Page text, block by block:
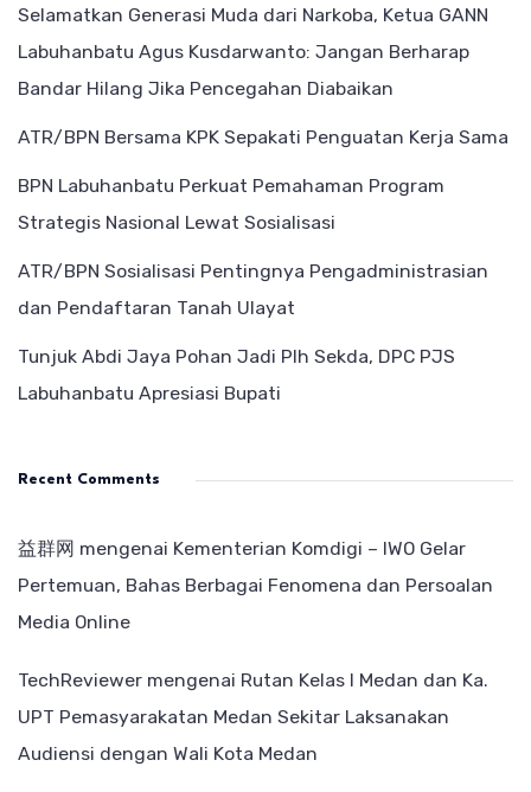
Selamatkan Generasi Muda dari Narkoba, Ketua GANN
Labuhanbatu Agus Kusdarwanto: Jangan Berharap
Bandar Hilang Jika Pencegahan Diabaikan
ATR/BPN Bersama KPK Sepakati Penguatan Kerja Sama
BPN Labuhanbatu Perkuat Pemahaman Program
Strategis Nasional Lewat Sosialisasi
ATR/BPN Sosialisasi Pentingnya Pengadministrasian
dan Pendaftaran Tanah Ulayat
Tunjuk Abdi Jaya Pohan Jadi Plh Sekda, DPC PJS
Labuhanbatu Apresiasi Bupati
Recent Comments
益群网 mengenai Kementerian Komdigi – IWO Gelar
Pertemuan, Bahas Berbagai Fenomena dan Persoalan
Media Online
TechReviewer mengenai Rutan Kelas I Medan dan Ka.
UPT Pemasyarakatan Medan Sekitar Laksanakan
Audiensi dengan Wali Kota Medan